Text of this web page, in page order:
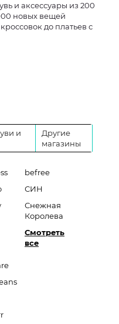
и аксессуары из 200
новых вещей
до платьев с
и
Другие
магазины
befree
СИН
Снежная
Королева
Смотреть
все